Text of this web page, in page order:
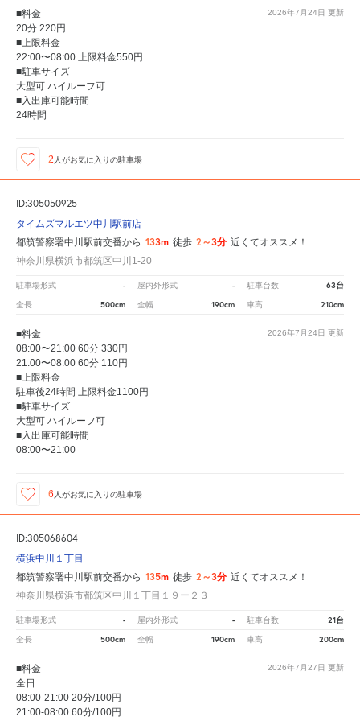
2026年7月24日 更新
■料金
20分 220円
■上限料金
22:00〜08:00 上限料金550円
■駐車サイズ
大型可 ハイルーフ可
■入出庫可能時間
24時間
2 人がお気に入りの駐車場
ID:305050925
タイムズマルエツ中川駅前店
都筑警察署中川駅前交番から 133m 徒歩 2～3分 近くてオススメ！
神奈川県横浜市都筑区中川1-20
駐車場形式 - 屋内外形式 - 駐車台数 63台
全長 500cm 全幅 190cm 車高 210cm
2026年7月24日 更新
■料金
08:00〜21:00 60分 330円
21:00〜08:00 60分 110円
■上限料金
駐車後24時間 上限料金1100円
■駐車サイズ
大型可 ハイルーフ可
■入出庫可能時間
08:00〜21:00
6 人がお気に入りの駐車場
ID:305068604
横浜中川１丁目
都筑警察署中川駅前交番から 135m 徒歩 2～3分 近くてオススメ！
神奈川県横浜市都筑区中川１丁目１９ー２３
駐車場形式 - 屋内外形式 - 駐車台数 21台
全長 500cm 全幅 190cm 車高 200cm
2026年7月27日 更新
■料金
全日
08:00-21:00 20分/100円
21:00-08:00 60分/100円